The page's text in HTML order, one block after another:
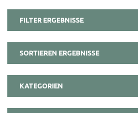
FILTER ERGEBNISSE
SORTIEREN ERGEBNISSE
KATEGORIEN